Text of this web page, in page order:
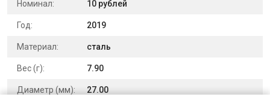
Номинал: 10 рублей
Год: 2019
Материал: сталь
Вес (г): 7.90
Диаметр (мм): 27.00